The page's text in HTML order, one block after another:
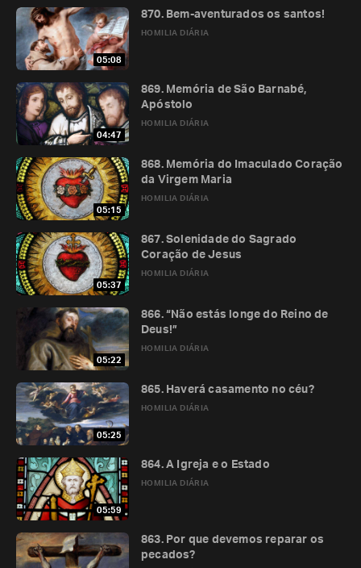
05:08
HOMILIA DIÁRIA
870. Bem-aventurados os santos!
04:47
HOMILIA DIÁRIA
869. Memória de São Barnabé,
Apóstolo
05:15
HOMILIA DIÁRIA
868. Memória do Imaculado Coração
da Virgem Maria
05:37
HOMILIA DIÁRIA
867. Solenidade do Sagrado
Coração de Jesus
05:22
HOMILIA DIÁRIA
866. “Não estás longe do Reino de
Deus!”
05:25
HOMILIA DIÁRIA
865. Haverá casamento no céu?
05:59
HOMILIA DIÁRIA
864. A Igreja e o Estado
863. Por que devemos reparar os
pecados?